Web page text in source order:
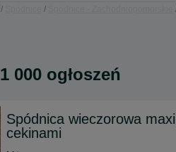
1 000 ogłoszeń
Spódnica wieczorowa
cekinami